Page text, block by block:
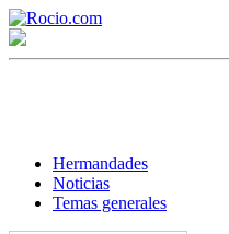
Hermandades
Noticias
Temas generales